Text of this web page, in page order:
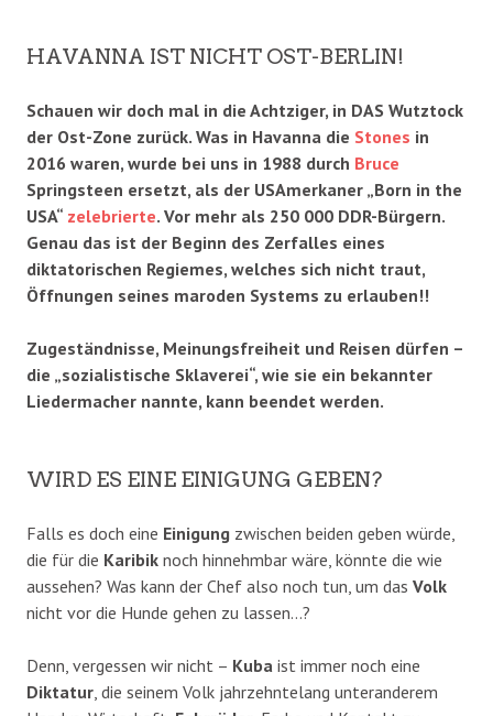
HAVANNA IST NICHT OST-BERLIN!
Schauen wir doch mal in die Achtziger, in DAS Wutztock
der Ost-Zone zurück. Was in Havanna die Stones in
2016 waren, wurde bei uns in 1988 durch Bruce
Springsteen ersetzt, als der USAmerkaner „Born in the
USA“ zelebrierte. Vor mehr als 250 000 DDR-Bürgern.
Genau das ist der Beginn des Zerfalles eines
diktatorischen Regiemes, welches sich nicht traut,
Öffnungen seines maroden Systems zu erlauben!!
Zugeständnisse, Meinungsfreiheit und Reisen dürfen –
die „sozialistische Sklaverei“, wie sie ein bekannter
Liedermacher nannte, kann beendet werden.
WIRD ES EINE EINIGUNG GEBEN?
Falls es doch eine Einigung zwischen beiden geben würde,
die für die Karibik noch hinnehmbar wäre, könnte die wie
aussehen? Was kann der Chef also noch tun, um das Volk
nicht vor die Hunde gehen zu lassen…?
Denn, vergessen wir nicht – Kuba ist immer noch eine
Diktatur, die seinem Volk jahrzehntelang unteranderem